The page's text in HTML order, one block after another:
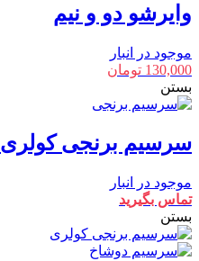
وایرشو دو و نیم
موجود در انبار
130,000 تومان
بستن
سرسیم برنجی کولری
موجود در انبار
تماس بگیرید
بستن